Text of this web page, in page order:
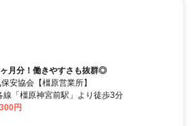
月分！働きやすさも抜群◎
安協会【橿原営業所】
線「橿原神宮前駅」より徒歩3分
円